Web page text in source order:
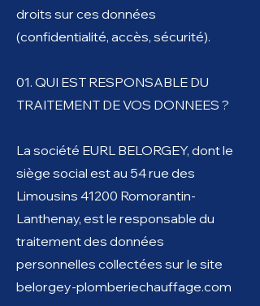
droits sur ces données
(confidentialité, accès, sécurité).
01. QUI EST RESPONSABLE DU
TRAITEMENT DE VOS DONNEES ?
La société EURL BELORGEY, dont le
siège social est au 54 rue des
Limousins 41200 Romorantin-
Lanthenay, est le responsable du
traitement des données
personnelles collectées sur le site
belorgey-plomberiechauffage.com